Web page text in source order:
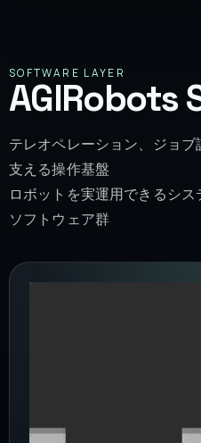
SOFTWARE LAYER
AGIRobots
テレオペレーション、ジョ
支える操作基盤
ロボットを実運用できるシ
ソフトウェア群